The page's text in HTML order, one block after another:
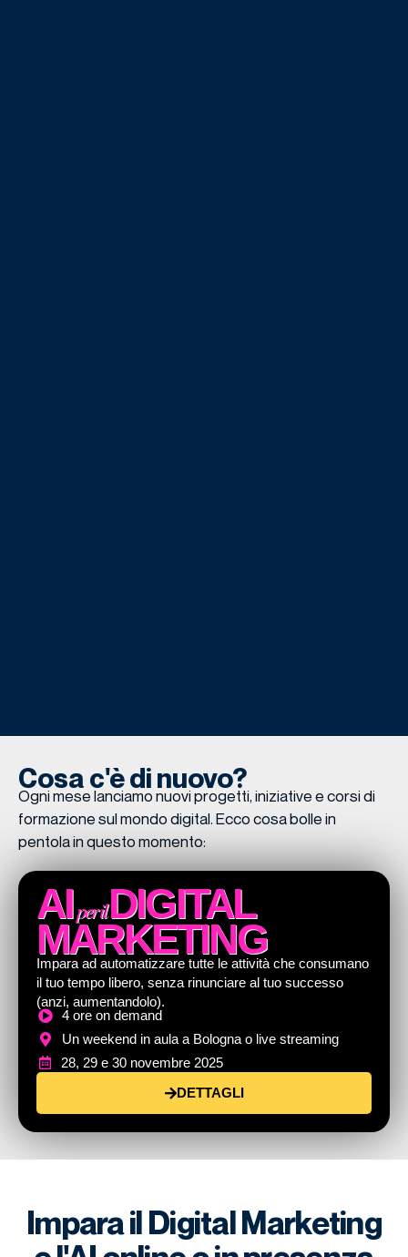
Cosa c'è di nuovo?
Ogni mese lanciamo nuovi progetti, iniziative e corsi di
formazione sul mondo digital. Ecco cosa bolle in
pentola in questo momento:
AIper ilDIGITAL
MARKETING
Impara ad automatizzare tutte le attività che consumano
il tuo tempo libero, senza rinunciare al tuo successo
(anzi, aumentandolo).
4 ore on demand
Un weekend in aula a Bologna o live streaming
28, 29 e 30 novembre 2025
DETTAGLI
Impara il Digital Marketing